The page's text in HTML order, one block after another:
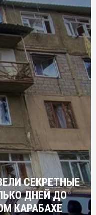
СЕКРЕТНЫЕ
ДНЕЙ ДО
КАРАБАХЕ